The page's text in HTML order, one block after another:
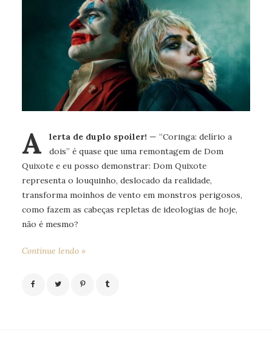
A lerta de duplo spoiler! — “Coringa: delírio a
dois” é quase que uma remontagem de Dom
Quixote e eu posso demonstrar: Dom Quixote
representa o louquinho, deslocado da realidade,
transforma moinhos de vento em monstros perigosos,
como fazem as cabeças repletas de ideologias de hoje,
não é mesmo?
Continue lendo »